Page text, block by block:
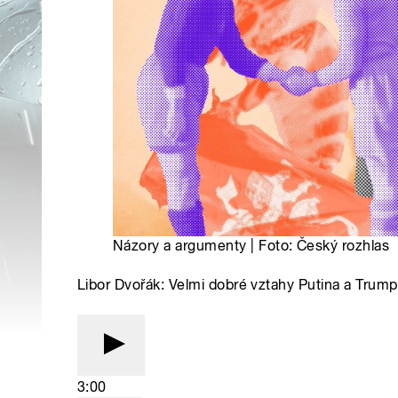
Názory a argumenty | Foto: Český rozhlas
Libor Dvořák: Velmi dobré vztahy Putina a
3:00